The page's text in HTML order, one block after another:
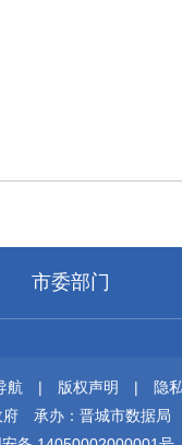
市委部门
航 | 版权声明 |
隐
府
承办：晋城市数据局